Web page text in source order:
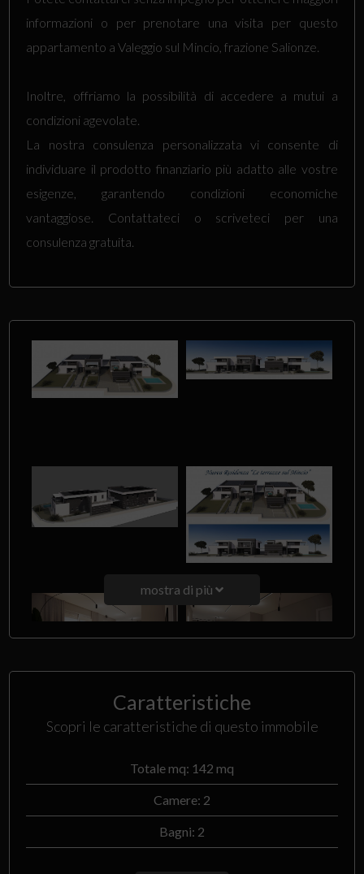
informazioni o per prenotare una visita per questo
appartamento a Valeggio sul Mincio, frazione Salionze.
Inoltre, offriamo la possibilità di accedere a mutui a
condizioni agevolate.
La nostra consulenza personalizzata vi consente di
individuare il prodotto finanziario più adatto alle vostre
esigenze, garantendo condizioni economiche
vantaggiose. Contattateci o scriveteci per una
consulenza gratuita.
mostra di più
Caratteristiche
Scopri le caratteristiche di questo immobile
Totale mq: 142 mq
Camere: 2
Bagni: 2